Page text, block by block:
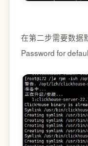
在第二步需要数据
Password for